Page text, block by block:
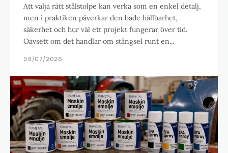
Att välja rätt stålstolpe kan verka som en enkel detalj,
men i praktiken påverkar den både hållbarhet,
säkerhet och hur väl ett projekt fungerar över tid.
Oavsett om det handlar om stängsel runt en...
08/07/2026